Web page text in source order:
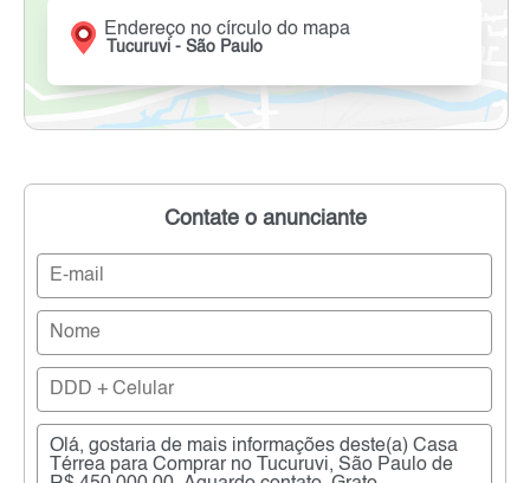
Endereço no círculo do mapa
Tucuruvi - São Paulo
Contate o anunciante